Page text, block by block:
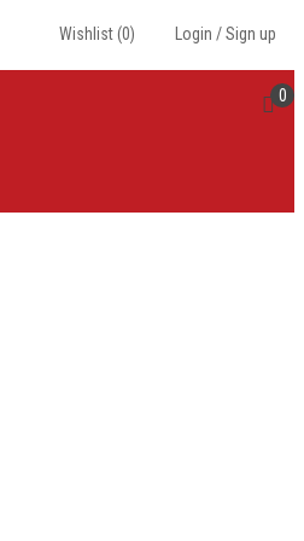
Wishlist(0) Login /Sign up
0